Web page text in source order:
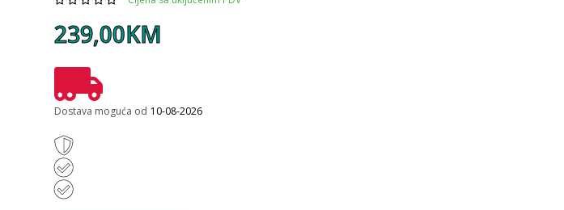
239,00KM
Dostava moguća od 10-08-2026